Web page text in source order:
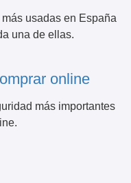
usadas en España
una de ellas.
online
más importantes